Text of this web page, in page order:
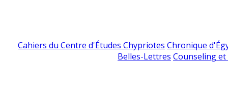
Cahiers du Centre d'Études Chypriotes Chronique
Belles-Lettres Counseling